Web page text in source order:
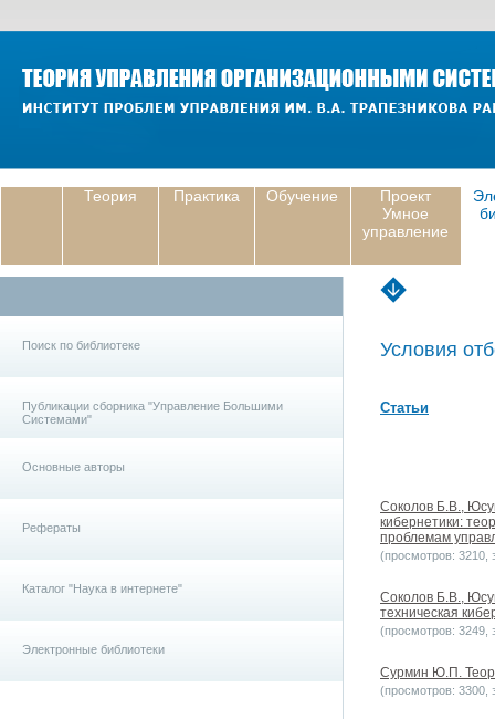
Теория Практика Обучение
Проект
Умное
управление
Поиск по библиотеке
Публикации сборника "Управление Большими
Системами"
Основные авторы
Рефераты
Каталог "Наука в интернете"
Электронные библиотеки
Условия
Статьи
Соколов Б.В.,
кибернетики:
проблемам
(просмотров: 3210,
Соколов Б.В.,
техническая
(просмотров: 3249,
Сурмин Ю.П.
(просмотров: 3300,